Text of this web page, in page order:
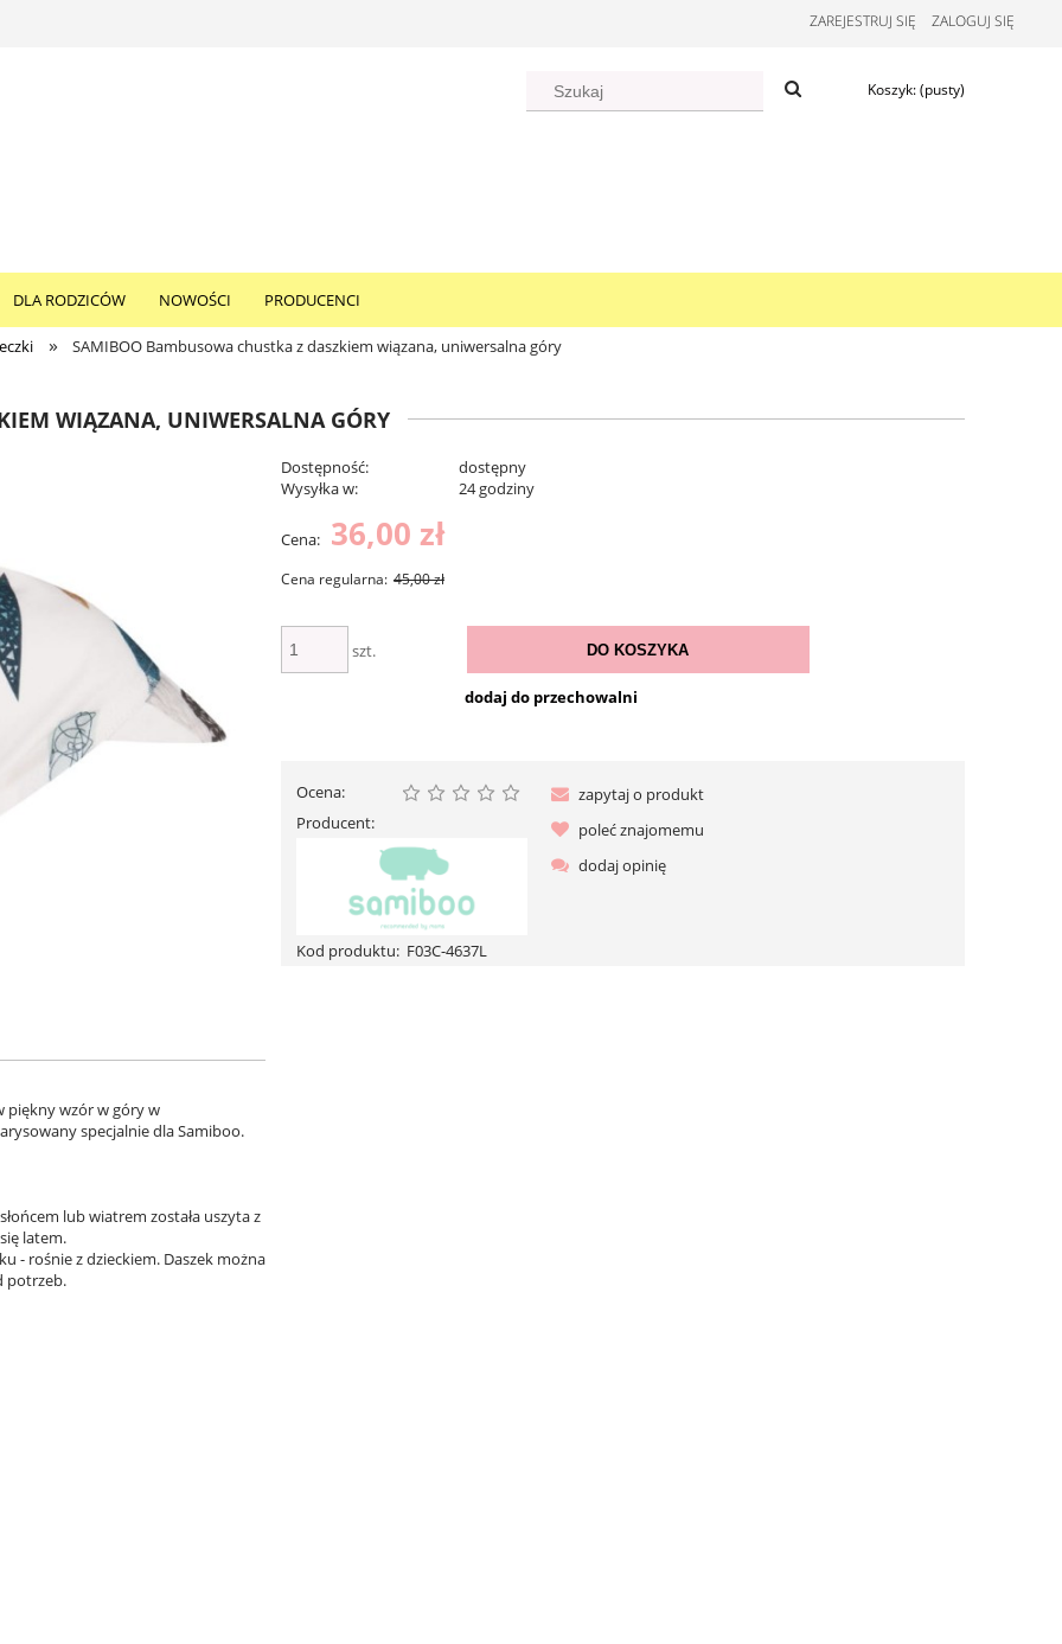
ZAREJESTRUJ SIĘ ZALOGUJ SIĘ
Koszyk:(pusty)
DLA RODZICÓW NOWOŚCI PRODUCENCI
» SAMIBOO Bambusowa chustka z daszkiem wiązana, uniwersalna góry
WIĄZANA, UNIWERSALNA GÓRY
Dostępność:
dostępny
Wysyłka w:
24 godziny
Cena: 36,00 zł
Cena regularna: 45,00 zł
szt. DO KOSZYKA
dodaj do przechowalni
Ocena:
Producent:
Kod produktu: F03C-4637L
zapytaj o produkt
poleć znajomemu
dodaj opinię
piękny wzór w góry w
specjalnie dla Samiboo.
lub wiatrem została uszyta z
latem.
- rośnie z dzieckiem. Daszek można
potrzeb.